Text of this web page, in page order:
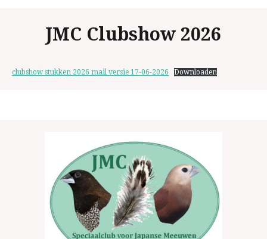
JMC Clubshow 2026
clubshow stukken 2026 mail versie 17-06-2026 Downloaden